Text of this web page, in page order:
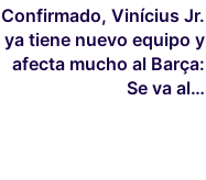
Confirmado, Vinícius Jr.
ya tiene nuevo equipo y
afecta mucho al Barça:
Se va al…